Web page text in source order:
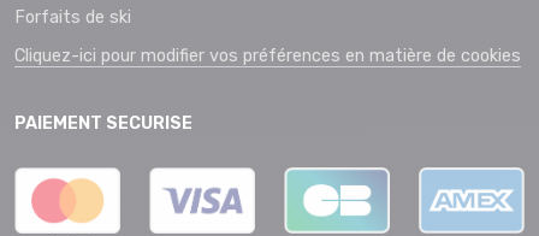
Forfaits de ski
Cliquez-ici pour modifier vos préférences en matière de cookies
PAIEMENT SECURISE